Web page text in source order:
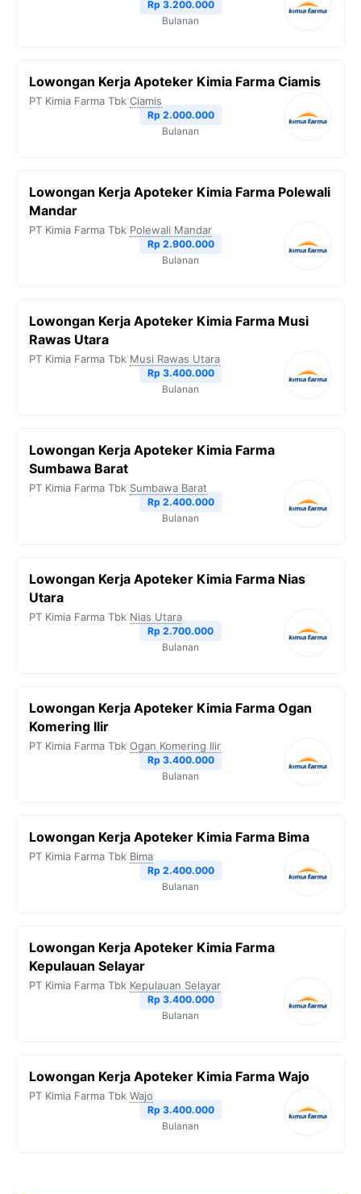
Rp 3.200.000
Bulanan
Lowongan Kerja Apoteker Kimia Farma Ciamis
PT Kimia Farma Tbk Ciamis
Rp 2.000.000
Bulanan
Lowongan Kerja Apoteker Kimia Farma Polewali
Mandar
PT Kimia Farma Tbk Polewali Mandar
Rp 2.900.000
Bulanan
Lowongan Kerja Apoteker Kimia Farma Musi
Rawas Utara
PT Kimia Farma Tbk Musi Rawas Utara
Rp 3.400.000
Bulanan
Lowongan Kerja Apoteker Kimia Farma
Sumbawa Barat
PT Kimia Farma Tbk Sumbawa Barat
Rp 2.400.000
Bulanan
Lowongan Kerja Apoteker Kimia Farma Nias
Utara
PT Kimia Farma Tbk Nias Utara
Rp 2.700.000
Bulanan
Lowongan Kerja Apoteker Kimia Farma Ogan
Komering Ilir
PT Kimia Farma Tbk Ogan Komering Ilir
Rp 3.400.000
Bulanan
Lowongan Kerja Apoteker Kimia Farma Bima
PT Kimia Farma Tbk Bima
Rp 2.400.000
Bulanan
Lowongan Kerja Apoteker Kimia Farma
Kepulauan Selayar
PT Kimia Farma Tbk Kepulauan Selayar
Rp 3.400.000
Bulanan
Lowongan Kerja Apoteker Kimia Farma Wajo
PT Kimia Farma Tbk Wajo
Rp 3.400.000
Bulanan